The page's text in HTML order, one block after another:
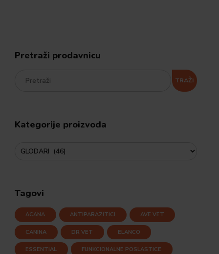
Pretraži prodavnicu
TRAŽI
Kategorije proizvoda
Tagovi
ACANA ANTIPARAZITICI AVE VET
CANINA DR VET ELANCO
ESSENTIAL FUNKCIONALNE POSLASTICE